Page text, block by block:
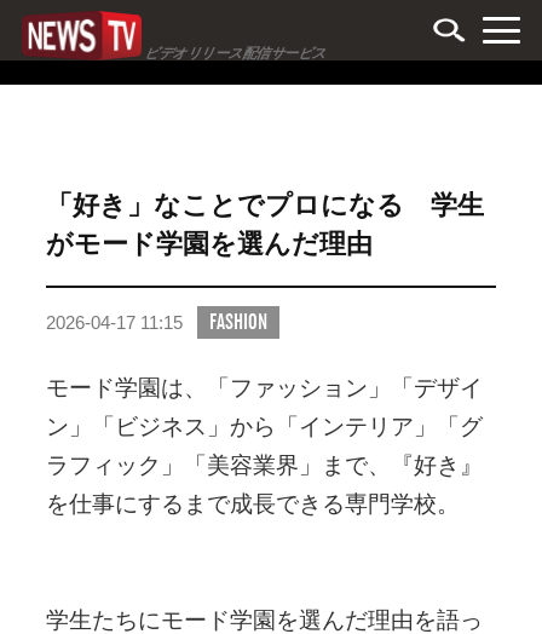
ビデオリリース配信サービス
「好き」なことでプロになる 学生
がモード学園を選んだ理由
2026-04-17 11:15 FASHION
モード学園は、「ファッション」「デザイ
ン」「ビジネス」から「インテリア」「グ
ラフィック」「美容業界」まで、『好き』
を仕事にするまで成長できる専門学校。
学生たちにモード学園を選んだ理由を語っ